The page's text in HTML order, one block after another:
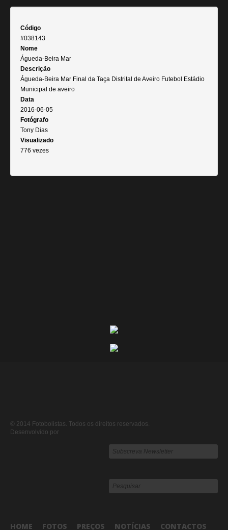
Código
#038143
Nome
Águeda-Beira Mar
Descrição
Águeda-Beira Mar Final da Taça Distrital de Aveiro Futebol Estádio
Municipal de aveiro
Data
2016-06-05
Fotógrafo
Tony Dias
Visualizado
776 vezes
© 2014 Fotobolistas. Todos os direitos reservados.
Desenvolvido por
HOME FOTOS PREÇOS NOTÍCIAS CONTACTOS